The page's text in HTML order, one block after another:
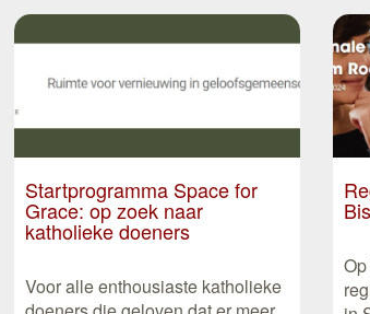
Startprogramma Space for
Grace: op zoek naar
katholieke doeners
Voor alle enthousiaste katholieke